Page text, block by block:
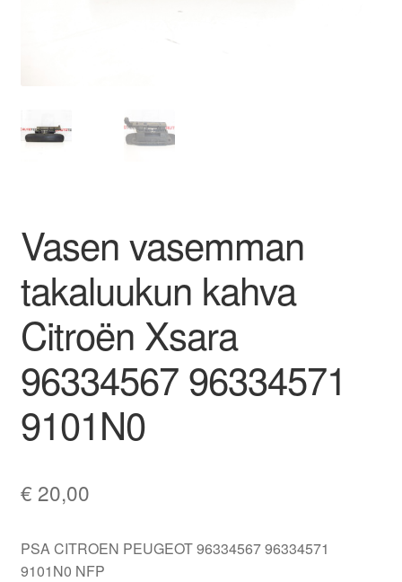
Tarkista
Valitukset
Vasen vasemman
takaluukun kahva
Citroën Xsara
96334567 96334571
9101N0
€ 20,00
PSA CITROEN PEUGEOT 96334567 96334571
9101N0 NFP